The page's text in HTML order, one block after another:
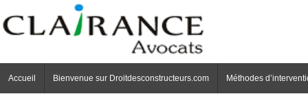
Accueil Bienvenue sur Droitdesconstructeurs.com Méthodes